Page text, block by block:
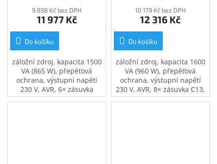
9 898 Kč bez DPH
11 977 Kč
Do košíku
záložní zdroj, kapacita 1500
VA (865 W), přepěťová
ochrana, výstupní napětí
230 V, AVR, 6× zásuvka
French, zajistí napájení při
10 179 Kč bez DPH
12 316 Kč
Do košíku
záložní zdroj, kapacita 1600
VA (960 W), přepěťová
ochrana, výstupní napětí
230 V, AVR, 8× zásuvka C13,
zajistí napájení při výpadku